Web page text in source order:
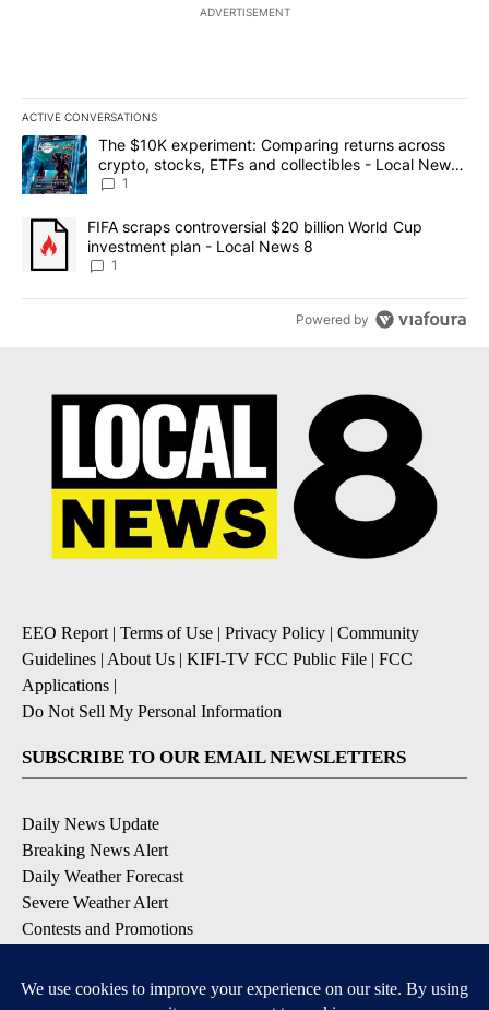
ADVERTISEMENT
ACTIVE CONVERSATIONS
The following is a list of the most commented articles in the last
A trending article titled "The $10K experiment: Comparing
The $10K experiment: Comparing returns across
crypto, stocks, ETFs and collectibles - Local News
8
1
A trending article titled "FIFA scraps controversial $20 billion
FIFA scraps controversial $20 billion World Cup
investment plan - Local News 8
1
Powered by
EEO Report| Terms of Use | Privacy Policy | Community
Guidelines | About Us | KIFI-TV FCC Public File | FCC
Applications |
Do Not Sell My Personal Information
SUBSCRIBE TO OUR EMAIL NEWSLETTERS
Daily News Update
Breaking News Alert
Daily Weather Forecast
Severe Weather Alert
Contests and Promotions